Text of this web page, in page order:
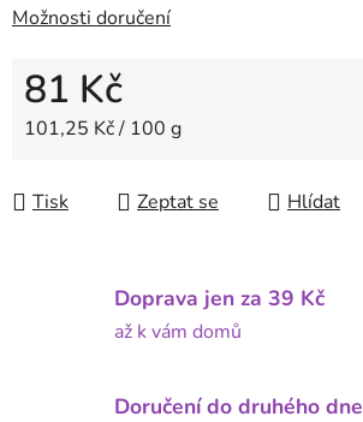
Možnosti doručení
81 Kč
Měrná cena:
101,25 Kč / 100 g
Tisk Zeptat se Hlídat
Doprava jen za 39 Kč
až k vám domů
Doručení do druhého dne